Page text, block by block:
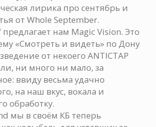
лирика про сентябрь и
от Whole September.
нам Magic Vision. Это
«Смотреть и видеть» по Дону
от некоего ANTICTAP
ни много ни мало, за
ввиду весьма удачно
на наш вкус, вокала и
обработку.
мы в своём КБ теперь